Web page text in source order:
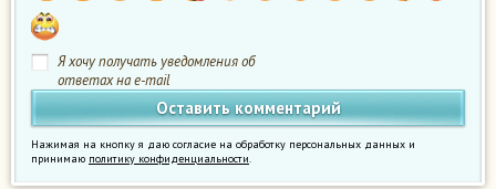
Я хочу получать уведомления об
ответах на e-mail
Нажимая на кнопку я даю согласие на обработку персональных данных и
принимаю политику конфиденциальности.